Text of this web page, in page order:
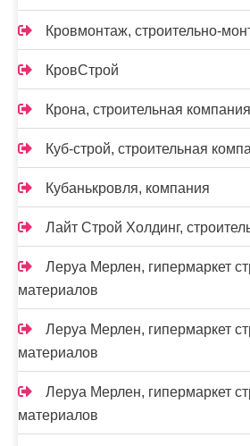
Кровмонтаж, строительно-
КровСтрой
Крона, строительная компания
Куб-строй, строительная
Кубанькровля, компания
Лайт Строй Холдинг,
Леруа Мерлен, гипермаркет
материалов
Леруа Мерлен, гипермаркет
материалов
Леруа Мерлен, гипермаркет
материалов